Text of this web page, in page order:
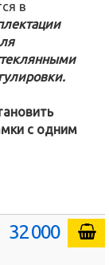
в
с одним
32 000